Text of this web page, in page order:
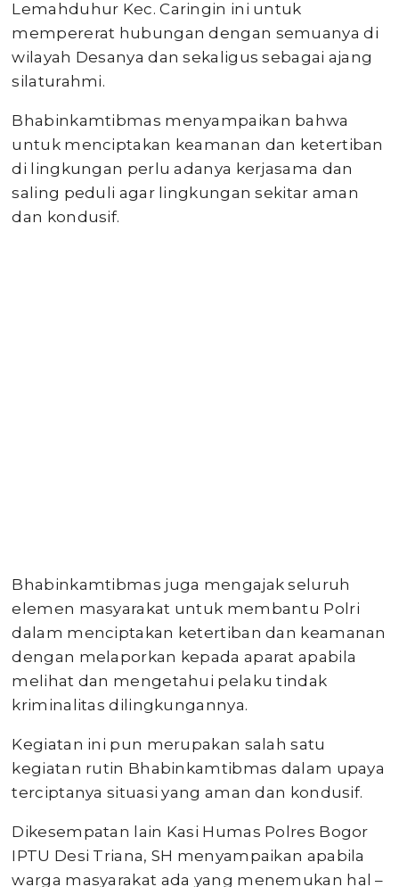
Lemahduhur Kec. Caringin ini untuk
mempererat hubungan dengan semuanya di
wilayah Desanya dan sekaligus sebagai ajang
silaturahmi.
Bhabinkamtibmas menyampaikan bahwa
untuk menciptakan keamanan dan ketertiban
di lingkungan perlu adanya kerjasama dan
saling peduli agar lingkungan sekitar aman
dan kondusif.
Bhabinkamtibmas juga mengajak seluruh
elemen masyarakat untuk membantu Polri
dalam menciptakan ketertiban dan keamanan
dengan melaporkan kepada aparat apabila
melihat dan mengetahui pelaku tindak
kriminalitas dilingkungannya.
Kegiatan ini pun merupakan salah satu
kegiatan rutin Bhabinkamtibmas dalam upaya
terciptanya situasi yang aman dan kondusif.
Dikesempatan lain Kasi Humas Polres Bogor
IPTU Desi Triana, SH menyampaikan apabila
warga masyarakat ada yang menemukan hal –